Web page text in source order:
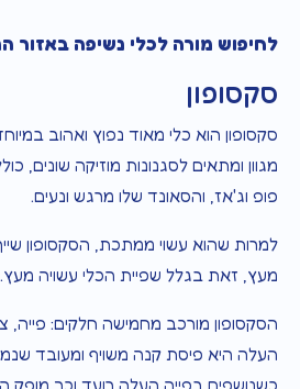
לחיפוש מורה לכלי נשיפה באזור
סקסופון
סקסופון הוא כלי מאוד נפוץ ואהוב
מגוון ומתאים לסגנונות מוזיקה שונים,
פופ וג'אז, והסאונד שלו מרגש ונעים.
למרות שהוא עשוי ממתכת, הסקסופון
מעץ, זאת בגלל שפיית הכלי עשויה מעץ.
הסקסופון מורכב מחמישה חלקים: פייה,
העלה היא פיסת קנה משויף ומעובד